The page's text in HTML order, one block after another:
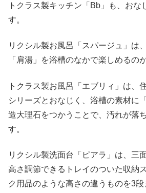
トクラス製キッチン「Bb」も、おな
す。
リクシル製お風呂「スパージュ」は
「肩湯」を浴槽のなかで楽しめるの
トクラス製お風呂「エブリィ」は、
シリーズとおなじく、浴槽の素材に
造大理石をつかうことで、汚れが落
す。
リクシル製洗面台「ピアラ」は、三
高さ調節できるトレイのついた収納
ク用品のような高さの違うものを3